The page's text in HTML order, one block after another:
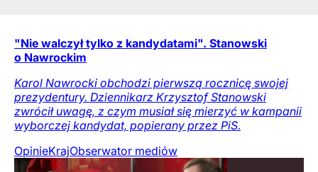
"Nie walczył tylko z kandydatami". Stanowski
o Nawrockim
Karol Nawrocki obchodzi pierwszą rocznicę swojej
prezydentury. Dziennikarz Krzysztof Stanowski
zwrócił uwagę, z czym musiał się mierzyć w kampanii
wyborczej kandydat, popierany przez PiS.
OpinieKrajObserwator mediów